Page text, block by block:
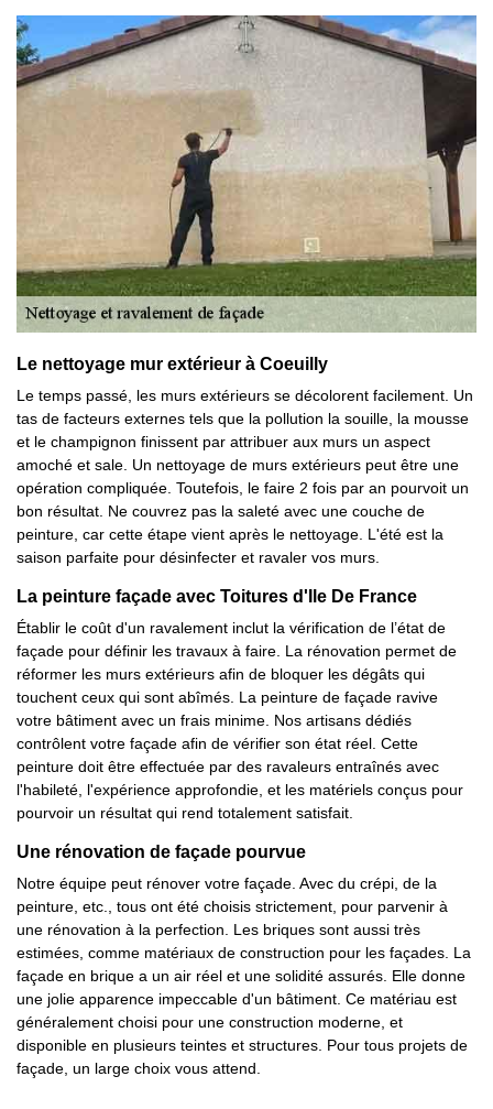
Le nettoyage mur extérieur à Coeuilly
Le temps passé, les murs extérieurs se décolorent facilement. Un
tas de facteurs externes tels que la pollution la souille, la mousse
et le champignon finissent par attribuer aux murs un aspect
amoché et sale. Un nettoyage de murs extérieurs peut être une
opération compliquée. Toutefois, le faire 2 fois par an pourvoit un
bon résultat. Ne couvrez pas la saleté avec une couche de
peinture, car cette étape vient après le nettoyage. L'été est la
saison parfaite pour désinfecter et ravaler vos murs.
La peinture façade avec Toitures d'Ile De France
Établir le coût d'un ravalement inclut la vérification de l’état de
façade pour définir les travaux à faire. La rénovation permet de
réformer les murs extérieurs afin de bloquer les dégâts qui
touchent ceux qui sont abîmés. La peinture de façade ravive
votre bâtiment avec un frais minime. Nos artisans dédiés
contrôlent votre façade afin de vérifier son état réel. Cette
peinture doit être effectuée par des ravaleurs entraînés avec
l'habileté, l'expérience approfondie, et les matériels conçus pour
pourvoir un résultat qui rend totalement satisfait.
Une rénovation de façade pourvue
Notre équipe peut rénover votre façade. Avec du crépi, de la
peinture, etc., tous ont été choisis strictement, pour parvenir à
une rénovation à la perfection. Les briques sont aussi très
estimées, comme matériaux de construction pour les façades. La
façade en brique a un air réel et une solidité assurés. Elle donne
une jolie apparence impeccable d'un bâtiment. Ce matériau est
généralement choisi pour une construction moderne, et
disponible en plusieurs teintes et structures. Pour tous projets de
façade, un large choix vous attend.